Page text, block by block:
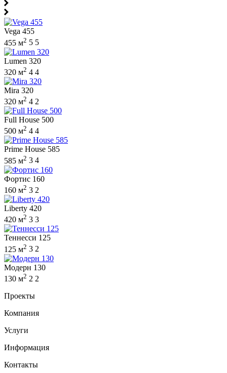
Vega 455
455 м2 5 5
Lumen 320
320 м2 4 4
Mira 320
320 м2 4 2
Full House 500
500 м2 4 4
Prime House 585
585 м2 3 4
Фортис 160
160 м2 3 2
Liberty 420
420 м2 3 3
Теннесси 125
125 м2 3 2
Модерн 130
130 м2 2 2
Проекты
Компания
Услуги
Информация
Контакты